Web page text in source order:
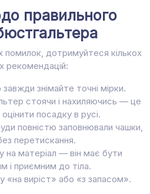
правильного
дотримуйтеся кількох
рекомендацій:
знімайте точні мірки.
стоячи і нахиляючись — це
посадку в русі.
повністю заповнювали чашки,
перетискання.
на матеріал — він має бути
і приємним до тіла.
«на виріст» або «з запасом».